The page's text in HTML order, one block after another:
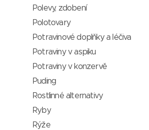
Polevy, zdobení
Polotovary
Potravinové doplňky a léčiva
Potraviny v aspiku
Potraviny v konzervě
Puding
Rostlinné alternativy
Ryby
Rýže